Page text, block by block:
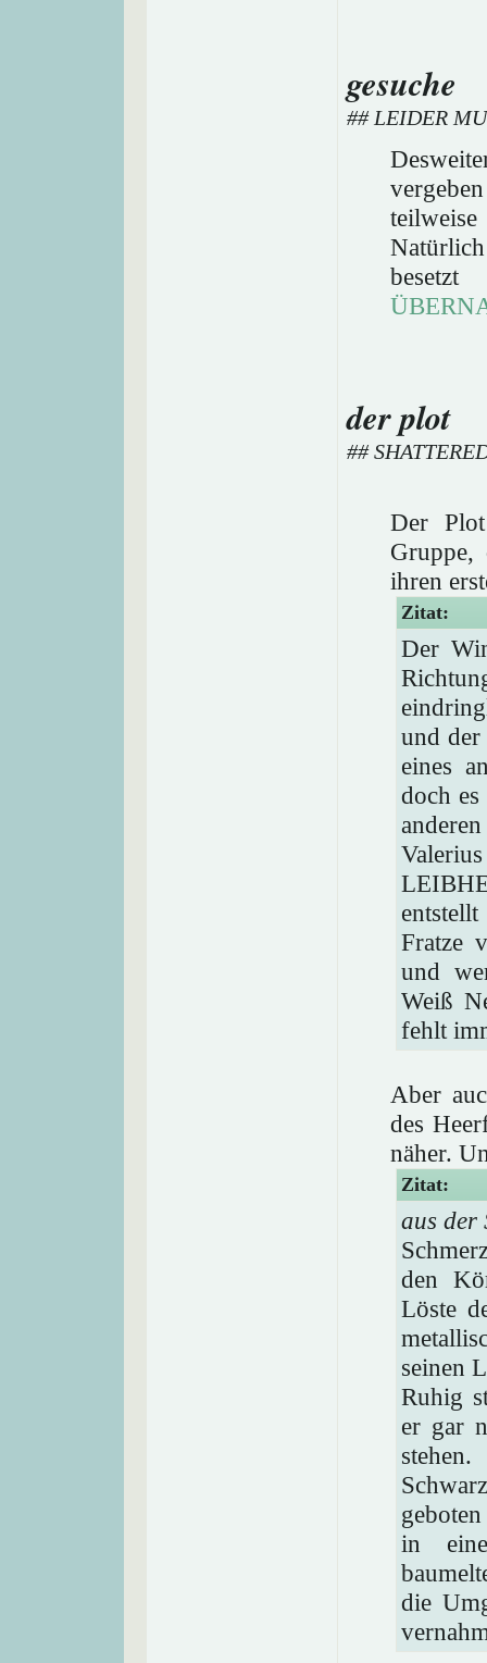
gesuche
## LEIDER
der plot
##
Der
Gruppe,
ihren
Zitat:
Der
und der
eines
doch
Fratze
und
Weiß
fehlt
Aber
des
näher.
Zitat:
aus der
den
Löste
seinen
Ruhig
er gar
in
die